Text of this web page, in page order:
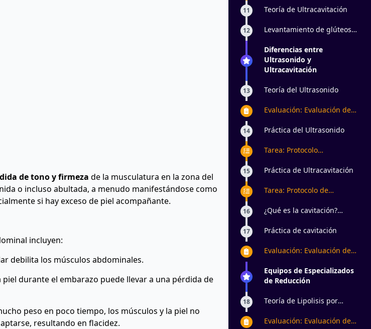
de tono y firmeza de la musculatura en la zona del
o incluso abultada, a menudo manifestándose como
si hay exceso de piel acompañante.
incluyen:
debilita los músculos abdominales.
durante el embarazo puede llevar a una pérdida de
peso en poco tiempo, los músculos y la piel no
resultando en flacidez.
con aparatología estética
11 Teoría de Ultracavitación
12
Levantamiento de glúteos
electroestimulación ¿para
qué sirve?
Diferencias entre
Ultrasonido y
Ultracavitación
13 Teoría del Ultrasonido
Evaluación: Evaluación de
14 Práctica del Ultrasonido
Tarea: Protocolo
aparatología estética
15 Práctica de Ultracavitación
Tarea: Protocolo de
estética
16
¿Qué es la cavitación?
contraindicaciones
17 Práctica de cavitación
Evaluación: Evaluación de
Equipos de Especializados
de Reducción
18
Teoría de Lipolisis por
Evaluación: Evaluación de